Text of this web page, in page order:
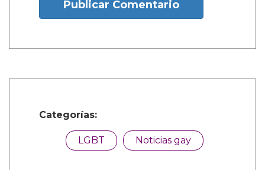
Publicar Comentario
Categorías:
LGBT Noticias gay